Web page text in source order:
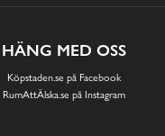
HÄNG MED OSS
Köpstaden.se på Facebook
RumAttÄlska.se på Instagram